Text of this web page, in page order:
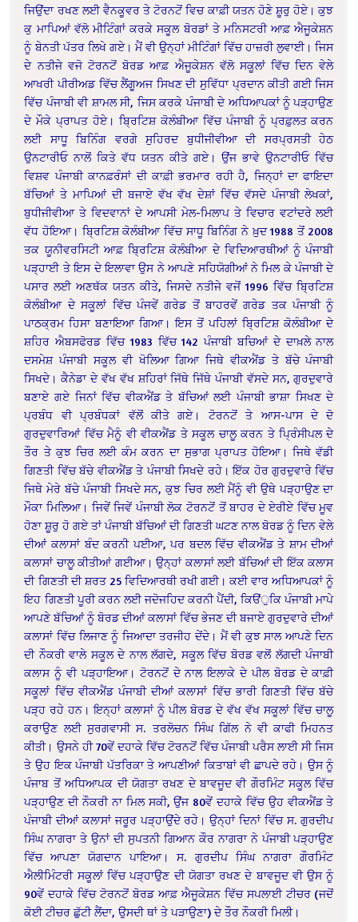
ਜਿਉਂਦਾ ਰਖਣ ਲਈ ਵੈਨਕੂਵਰ ਤੇ ਟੋਰਨਟੋਂ ਵਿਚ ਕਾਫ਼ੀ ਯਤਨ ਹੋਣੇ ਸ਼ੂਰੁ ਹੋਏ। ਕੁਝ
ਕੁ ਮਾਪਿਆਂ ਵੱਲੋ ਮੀਟਿੰਗਾਂ ਕਰਕੇ ਸਕੂਲ ਬੋਰਡਾਂ ਤੇ ਮਨਿਸਟਰੀ ਆਫ਼ ਐਜੂਕੇਸ਼ਨ
ਨੂੰ ਬੇਨਤੀ ਪੱਤਰ ਲਿਖੇ ਗਏ। ਮੈਂ ਵੀ ਉਨ੍ਹਾਂ ਮੀਟਿੰਗਾਂ ਵਿੱਚ ਹਾਜ਼ਰੀ ਲੁਵਾਈ। ਜਿਸ
ਦੇ ਨਤੀਜੇ ਵਜੋ ਟੋਰਨਟੋਂ ਬੋਰਡ ਆਫ਼ ਐਜੂਕੇਸ਼ਨ ਵੱਲੋ ਸਕੂਲਾਂ ਵਿੱਚ ਦਿਨ ਵੇਲੇ
ਆਖਰੀ ਪੀਰੀਅਡ ਵਿੱਚ ਲੈਂਗੂਅਜ ਸਿਖਣ ਦੀ ਸੁਵਿੱਧਾ ਪ੍ਰਦਾਨ ਕੀਤੀ ਗਈ ਜਿਸ
ਵਿੱਚ ਪੰਜਾਬੀ ਵੀ ਸ਼ਾਮਲ ਸੀ, ਜਿਸ ਕਰਕੇ ਪੰਜਾਬੀ ਦੇ ਅਧਿਆਪਕਾਂ ਨੂੰ ਪੜ੍ਹਾਉਣ
ਦੇ ਮੌਕੇ ਪ੍ਰਾਪਤ ਹੋਏ। ਬ੍ਰਿਟਿਸ਼ ਕੋਲੰਬੀਆ ਵਿੱਚ ਪੰਜਾਬੀ ਨੂੰ ਪ੍ਰਫ਼ੁਲਤ ਕਰਨ
ਲਈ ਸਾਧੂ ਬਿਨਿੰਗ ਵਰਗੇ ਸੁਹਿਰਦ ਬੁਧੀਜੀਵੀਆ ਦੀ ਸਰਪ੍ਰਸਤੀ ਹੇਠ
ਉਨਟਾਰੀਓ ਨਾਲੋਂ ਕਿਤੇ ਵੱਧ ਯਤਨ ਕੀਤੇ ਗਏ। ਉਂਜ ਭਾਵੇ ਉਨਟਾਰੀਓ ਵਿੱਚ
ਵਿਸ਼ਵ ਪੰਜਾਬੀ ਕਾਨਫ਼ਰੰਸਾਂ ਦੀ ਕਾਫ਼ੀ ਭਰਮਾਰ ਰਹੀ ਹੈ, ਜਿਨ੍ਹਾਂ ਦਾ ਫਾਇਦਾ
ਬੱਚਿਆਂ ਤੇ ਮਾਪਿਆਂ ਦੀ ਬਜਾਏ ਵੱਖ ਵੱਖ ਦੇਸ਼ਾਂ ਵਿੱਚ ਵੱਸਦੇ ਪੰਜਾਬੀ ਲੇਖਕਾਂ,
ਬੁਧੀਜੀਵੀਆ ਤੇ ਵਿਦਵਾਨਾਂ ਦੇ ਆਪਸੀ ਮੇਲ-ਮਿਲਾਪ ਤੇ ਵਿਚਾਰ ਵਟਾਂਦਰੇ ਲਈ
ਵੱਧ ਹੋਇਆ। ਬ੍ਰਿਟਿਸ਼ ਕੋਲੰਬੀਆ ਵਿੱਚ ਸਾਧੂ ਬਿਨਿੰਗ ਨੇ ਖ਼ੁਦ 1988 ਤੋਂ 2008
ਤਕ ਯੂਨੀਵਰਸਿਟੀ ਆਫ਼ ਬ੍ਰਿਟਿਸ਼ ਕੋਲੰਬੀਆ ਦੇ ਵਿਦਿਆਰਥੀਆਂ ਨੂੰ ਪੰਜਾਬੀ
ਪੜ੍ਹਾਈ ਤੇ ਇਸ ਦੇ ਇਲਾਵਾ ਉਸ ਨੇ ਆਪਣੇ ਸਹਿਯੋਗੀਆਂ ਨੇ ਮਿਲ ਕੇ ਪੰਜਾਬੀ ਦੇ
ਪਸਾਰ ਲਈ ਅਣਥੱਕ ਯਤਨ ਕੀਤੇ, ਜਿਸਦੇ ਨਤੀਜੇ ਵਜੋਂ 1996 ਵਿੱਚ ਬ੍ਰਿਟਿਸ਼
ਕੋਲੰਬੀਆ ਦੇ ਸਕੂਲਾਂ ਵਿੱਚ ਪੰਜਵੇਂ ਗਰੇਡ ਤੋਂ ਬਾਹਰਵੇਂ ਗਰੇਡ ਤਕ ਪੰਜਾਬੀ ਨੂੰ
ਪਾਠਕ੍ਰਮ ਹਿਸਾ ਬਣਾਇਆ ਗਿਆ। ਇਸ ਤੋਂ ਪਹਿਲਾਂ ਬ੍ਰਿਟਿਸ਼ ਕੋਲੰਬੀਆ ਦੇ
ਸ਼ਹਿਰ ਐਬਸਫੋਰਡ ਵਿੱਚ 1983 ਵਿੱਚ 142 ਪੰਜਾਬੀ ਬਚਿਆਂ ਦੇ ਦਾਖ਼ਲੇ ਨਾਲ
ਦਸਮੇਸ਼ ਪੰਜਾਬੀ ਸਕੂਲ ਵੀ ਖੋਲਿਆ ਗਿਆ ਜਿਥੇ ਵੀਕਐਂਡ ਤੇ ਬੱਚੇ ਪੰਜਾਬੀ
ਸਿਖਦੇ। ਕੈਨੇਡਾ ਦੇ ਵੱਖ ਵੱਖ ਸ਼ਹਿਰਾਂ ਜਿੱਥੇ ਜਿੱਥੇ ਪੰਜਾਬੀ ਵੱਸਦੇ ਸਨ, ਗੁਰਦੁਵਾਰੇ
ਬਣਾਏ ਗਏ ਜਿਨਾਂ ਵਿੱਚ ਵੀਕਐਂਡ ਤੇ ਬੱਚਿਆਂ ਲਈ ਪੰਜਾਬੀ ਭਾਸ਼ਾ ਸਿਖਣ ਦੇ
ਪ੍ਰਬੰਧ ਵੀ ਪ੍ਰਬੰਧਕਾਂ ਵੱਲੋਂ ਕੀਤੇ ਗਏ। ਟੋਰਨਟੋਂ ਤੇ ਆਸ-ਪਾਸ ਦੇ ਦੋ
ਗੁਰਦੁਵਾਰਿਆਂ ਵਿੱਚ ਮੈਨੂੰ ਵੀ ਵੀਕਐਂਡ ਤੇ ਸਕੂਲ ਚਾਲੂ ਕਰਨ ਤੇ ਪ੍ਰਿੰਸੀਪਲ ਦੇ
ਤੌਰ ਤੇ ਕੁਝ ਚਿਰ ਲਈ ਕੰਮ ਕਰਨ ਦਾ ਸੁਭਾਗ ਪ੍ਰਾਪਤ ਹੋਇਆ। ਜਿਥੇ ਵੱਡੀ
ਗਿਣਤੀ ਵਿੱਚ ਬੱਚੇ ਵੀਕਐਂਡ ਤੇ ਪੰਜਾਬੀ ਸਿਖਦੇ ਰਹੇ। ਇੱਕ ਹੋਰ ਗੁਰਦੁਵਾਰੇ ਵਿੱਚ
ਜਿਥੇ ਮੇਰੇ ਬੱਚੇ ਪੰਜਾਬੀ ਸਿਖਦੇ ਸਨ, ਕੁਝ ਚਿਰ ਲਈ ਮੈਂਨੂੰ ਵੀ ਉਥੇ ਪੜ੍ਹਾਉਣ ਦਾ
ਮੌਕਾ ਮਿਲਿਆ। ਜਿਵੇਂ ਜਿਵੇਂ ਪੰਜਾਬੀ ਲੋਕ ਟੋਰਨਟੋਂ ਤੋਂ ਬਾਹਰ ਦੇ ਏਰੀਏ ਵਿੱਚ ਮੂਵ
ਹੋਣਾ ਸ਼ੂਰੁ ਹੋ ਗਏ ਤਾਂ ਪੰਜਾਬੀ ਬੱਚਿਆਂ ਦੀ ਗਿਣਤੀ ਘਟਣ ਨਾਲ ਬੋਰਡ ਨੂੰ ਦਿਨ ਵੇਲੇ
ਦੀਆਂ ਕਲਾਸਾਂ ਬੰਦ ਕਰਨੀ ਪਈਆ, ਪਰ ਬਦਲ ਵਿੱਚ ਵੀਕਐਂਡ ਤੇ ਸ਼ਾਮ ਦੀਆਂ
ਕਲਾਸਾਂ ਚਾਲੂ ਕੀਤੀਆਂ ਗਈਆ। ਉਨ੍ਹਾਂ ਕਲਾਸਾਂ ਲਈ ਬੱਚਿਆਂ ਦੀ ਇੱਕ ਕਲਾਸ
ਦੀ ਗਿਣਤੀ ਦੀ ਸ਼ਰਤ 25 ਵਿਦਿਆਰਥੀ ਰਖੀ ਗਈ। ਕਈ ਵਾਰ ਅਧਿਆਪਕਾਂ ਨੂੰ
ਇਹ ਗਿਣਤੀ ਪੂਰੀ ਕਰਨ ਲਈ ਜਦੋਜਹਿਦ ਕਰਨੀ ਪੈਂਦੀ, ਕਿੳਂੁਕਿ ਪੰਜਾਬੀ ਮਾਪੇ
ਆਪਣੇ ਬੱਚਿਆਂ ਨੂੰ ਬੋਰਡ ਦੀਆਂ ਕਲਾਸਾਂ ਵਿੱਚ ਭੇਜਣ ਦੀ ਬਜਾਏ ਗੁਰਦੁਵਾਰੇ ਦੀਆਂ
ਕਲਾਸਾਂ ਵਿੱਚ ਲਿਜਾਣ ਨੂੰ ਜਿਆਦਾ ਤਰਜੀਹ ਦੇਂਦੇ। ਮੈਂ ਵੀ ਕੁਝ ਸਾਲ ਆਪਣੇ ਦਿਨ
ਦੀ ਨੌਕਰੀ ਵਾਲੇ ਸਕੂਲ ਦੇ ਨਾਲ ਲੱਗਦੇ, ਸਕੂਲ ਵਿੱਚ ਬੋਰਡ ਵਲੋਂ ਲੱਗਦੀ ਪੰਜਾਬੀ
ਕਲਾਸ ਨੂੰ ਵੀ ਪੜ੍ਹਾਇਆ। ਟੋਰਨਟੋਂ ਦੇ ਨਾਲ ਇਲਾਕੇ ਦੇ ਪੀਲ ਬੋਰਡ ਦੇ ਕਾਫ਼ੀ
ਸਕੂਲਾਂ ਵਿੱਚ ਵੀਕਐਂਡ ਪੰਜਾਬੀ ਦੀਆਂ ਕਲਾਸਾਂ ਵਿੱਚ ਭਾਰੀ ਗਿਣਤੀ ਵਿੱਚ ਬੱਚੇ
ਪੜ੍ਹ ਰਹੇ ਹਨ। ਇਨ੍ਹਾਂ ਕਲਾਸਾਂ ਨੂੰ ਪੀਲ ਬੋਰਡ ਦੇ ਵੱਖ ਵੱਖ ਸਕੂਲਾਂ ਵਿੱਚ ਚਾਲੂ
ਕਰਾਉਣ ਲਈ ਸੁਰਗਵਾਸੀ ਸ. ਤਰਲੋਚਨ ਸਿੰਘ ਗਿੱਲ ਨੇ ਵੀ ਕਾਫੀ ਮਿਹਨਤ
ਕੀਤੀ। ਉਸਨੇ ਹੀ 70ਵੇਂ ਦਹਾਕੇ ਵਿੱਚ ਟੋਰਨਟੋਂ ਵਿੱਚ ਪੰਜਾਬੀ ਪਰੈਸ ਲਾਈ ਸੀ ਜਿਸ
ਤੇ ਉਹ ਇਕ ਪੰਜਾਬੀ ਪੱਤਰਿਕਾ ਤੇ ਆਪਣੀਆਂ ਕਿਤਾਬਾਂ ਵੀ ਛਾਪਦੇ ਰਹੇ। ਉਸ ਨੂੰ
ਪੰਜਾਬ ਤੋਂ ਅਧਿਆਪਕ ਦੀ ਯੋਗਤਾ ਰਖਣ ਦੇ ਬਾਵਜੂਦ ਵੀ ਗੌਰਮਿੰਟ ਸਕੂਲ ਵਿੱਚ
ਪੜ੍ਹਾਉਣ ਦੀ ਨੌਕਰੀ ਨਾ ਮਿਲ ਸਕੀ, ਉਂਜ 80ਵੇਂ ਦਹਾਕੇ ਵਿੱਚ ਉਹ ਵੀਕਐਂਡ ਤੇ
ਪੰਜਾਬੀ ਦੀਆਂ ਕਲਾਸਾਂ ਜਰੂਰ ਪੜ੍ਹਾਉਂਦੇ ਰਹੇ। ਉਨ੍ਹਾਂ ਦਿਨਾਂ ਵਿੱਚ ਸ. ਗੁਰਦੀਪ
ਸਿੰਘ ਨਾਗਰਾ ਤੇ ਉਨਾਂ ਦੀ ਸੁਪਤਨੀ ਗਿਆਨ ਕੌਰ ਨਾਗਰਾ ਨੇ ਪੰਜਾਬੀ ਪੜ੍ਹਾਉਣ
ਵਿੱਚ ਆਪਣਾ ਯੋਗਦਾਨ ਪਾਇਆ। ਸ. ਗੁਰਦੀਪ ਸਿੰਘ ਨਾਗਰਾ ਗੌਰਮਿੰਟ
ਐਲੀਮਿੰਟਰੀ ਸਕੂਲਾਂ ਵਿੱਚ ਪੜ੍ਹਾਉਣ ਦੀ ਯੋਗਤਾ ਰਖਣ ਦੇ ਬਾਵਜੂਦ ਵੀ ਉਸ ਨੂੰ
90ਵੇਂ ਦਹਾਕੇ ਵਿੱਚ ਟੋਰਨਟੋਂ ਬੋਰਡ ਆਫ਼ ਐਜੂਕੇਸ਼ਨ ਵਿੱਚ ਸਪਲਾਈ ਟੀਚਰ (ਜਦੋਂ
ਕੋਈ ਟੀਚਰ ਛੁੱਟੀ ਲੈਂਦਾ, ਉਸਦੀ ਥਾਂ ਤੇ ਪੜਾਉਣਾ) ਦੇ ਤੌਰ ਨੌਕਰੀ ਮਿਲੀ।